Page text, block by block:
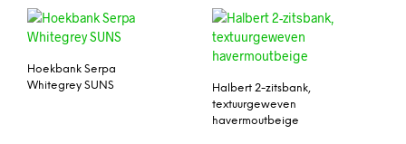
Hoekbank Serpa
Whitegrey SUNS
Halbert 2-zitsbank,
textuurgeweven
havermoutbeige